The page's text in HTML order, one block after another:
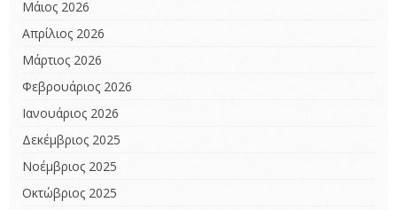
Μάιος 2026
Απρίλιος 2026
Μάρτιος 2026
Φεβρουάριος 2026
Ιανουάριος 2026
Δεκέμβριος 2025
Νοέμβριος 2025
Οκτώβριος 2025